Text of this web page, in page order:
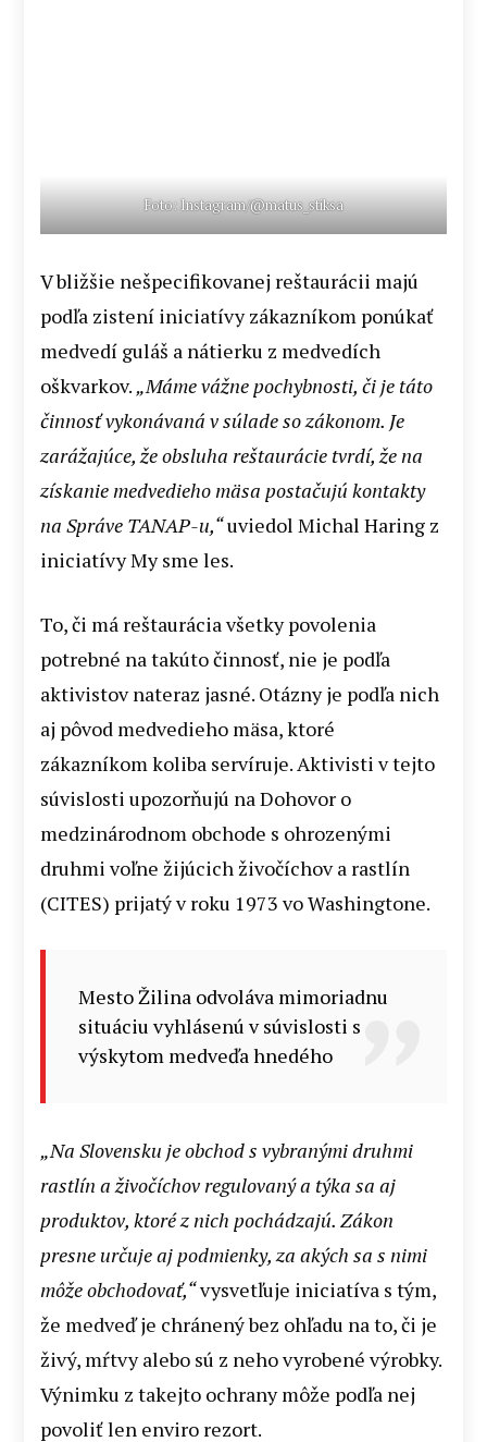
Foto: Instagram/@matus_stiksa
V bližšie nešpecifikovanej reštaurácii majú
podľa zistení iniciatívy zákazníkom ponúkať
medvedí guláš a nátierku z medvedích
oškvarkov. „Máme vážne pochybnosti, či je táto
činnosť vykonávaná v súlade so zákonom. Je
zarážajúce, že obsluha reštaurácie tvrdí, že na
získanie medvedieho mäsa postačujú kontakty
na Správe TANAP-u,“uviedol Michal Haring z
iniciatívy My sme les.
To, či má reštaurácia všetky povolenia
potrebné na takúto činnosť, nie je podľa
aktivistov nateraz jasné. Otázny je podľa nich
aj pôvod medvedieho mäsa, ktoré
zákazníkom koliba servíruje. Aktivisti v tejto
súvislosti upozorňujú na Dohovor o
medzinárodnom obchode s ohrozenými
druhmi voľne žijúcich živočíchov a rastlín
(CITES) prijatý v roku 1973 vo Washingtone.
Mesto Žilina odvoláva mimoriadnu
situáciu vyhlásenú v súvislosti s
výskytom medveďa hnedého
„Na Slovensku je obchod s vybranými druhmi
rastlín a živočíchov regulovaný a týka sa aj
produktov, ktoré z nich pochádzajú. Zákon
presne určuje aj podmienky, za akých sa s nimi
môže obchodovať,“vysvetľuje iniciatíva s tým,
že medveď je chránený bez ohľadu na to, či je
živý, mŕtvy alebo sú z neho vyrobené výrobky.
Výnimku z takejto ochrany môže podľa nej
povoliť len enviro rezort.